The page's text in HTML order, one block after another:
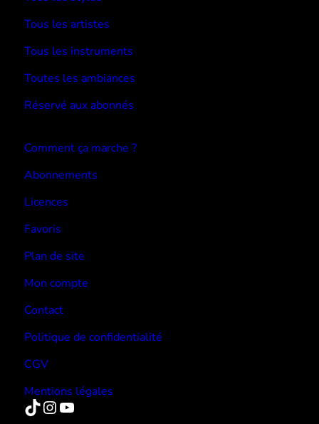
Tous les artistes
Tous les instruments
Toutes les ambiances
Réservé aux abonnés
Comment ça marche ?
Abonnements
Licences
Favoris
Plan de site
Mon compte
Contact
Politique de confidentialité
CGV
Mentions légales
TikTok InstagramYouTube